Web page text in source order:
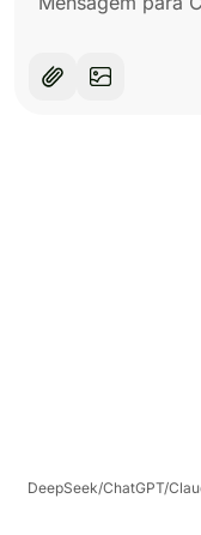
DeepSeek/ChatGPT/